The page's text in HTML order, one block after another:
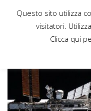
Sotto il contenuto
Questo sito utilizza
visitatori.
Clicca qui